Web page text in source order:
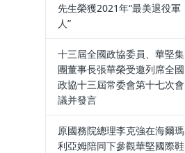
先生榮獲2021年“最美退役軍
人”
十三屆全國政協委員、華堅集
團董事長張華榮受邀列席全國
政協十三屆常委會第十七次會
議并發言
原國務院總理李克強在海爾瑪
利亞姆陪同下參觀華堅國際鞋